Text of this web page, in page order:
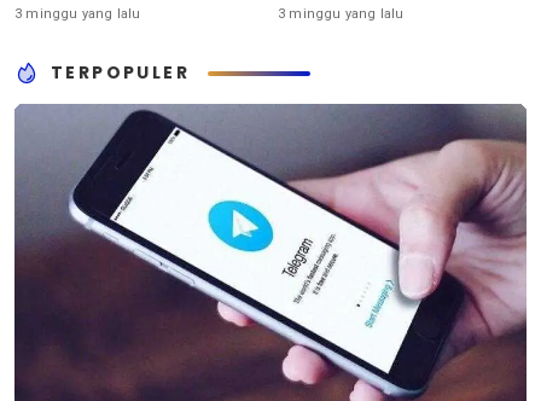
3 minggu yang lalu 3 minggu yang lalu
TERPOPULER